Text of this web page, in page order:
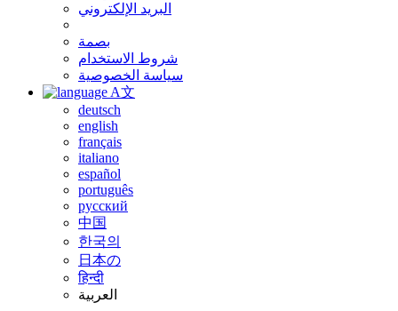
البريد الإلكتروني
بصمة
شروط الاستخدام
سياسة الخصوصية
A文
deutsch
english
français
italiano
español
português
русский
中国
한국의
日本の
हिन्दी
العربية